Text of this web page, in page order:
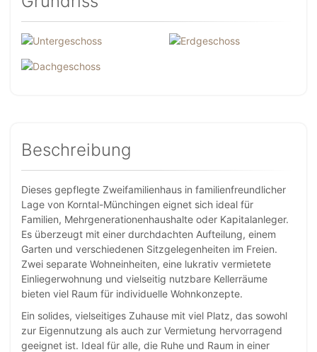
Beschreibung
Dieses gepflegte Zweifamilienhaus in familienfreundlicher
Lage von Korntal-Münchingen eignet sich ideal für
Familien, Mehrgenerationenhaushalte oder Kapitalanleger.
Es überzeugt mit einer durchdachten Aufteilung, einem
Garten und verschiedenen Sitzgelegenheiten im Freien.
Zwei separate Wohneinheiten, eine lukrativ vermietete
Einliegerwohnung und vielseitig nutzbare Kellerräume
bieten viel Raum für individuelle Wohnkonzepte.
Ein solides, vielseitiges Zuhause mit viel Platz, das sowohl
zur Eigennutzung als auch zur Vermietung hervorragend
geeignet ist. Ideal für alle, die Ruhe und Raum in einer